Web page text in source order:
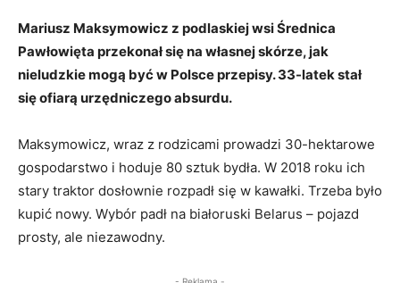
Mariusz Maksymowicz z podlaskiej wsi Średnica
Pawłowięta przekonał się na własnej skórze, jak
nieludzkie mogą być w Polsce przepisy. 33-latek stał
się ofiarą urzędniczego absurdu.
Maksymowicz, wraz z rodzicami prowadzi 30-hektarowe
gospodarstwo i hoduje 80 sztuk bydła. W 2018 roku ich
stary traktor dosłownie rozpadł się w kawałki. Trzeba było
kupić nowy. Wybór padł na białoruski Belarus – pojazd
prosty, ale niezawodny.